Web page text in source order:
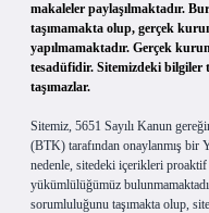
makaleler paylaşılmaktadır.
taşımamakta olup, gerçek
yapılmamaktadır. Gerçek
tesadüfidir. Sitemizdeki bilgiler
taşımazlar.
Sitemiz, 5651 Sayılı Kanun
(BTK) tarafından onaylanmış bir
nedenle, sitedeki içerikleri proaktif
yükümlülüğümüz
sorumluluğunu taşımakta olup,